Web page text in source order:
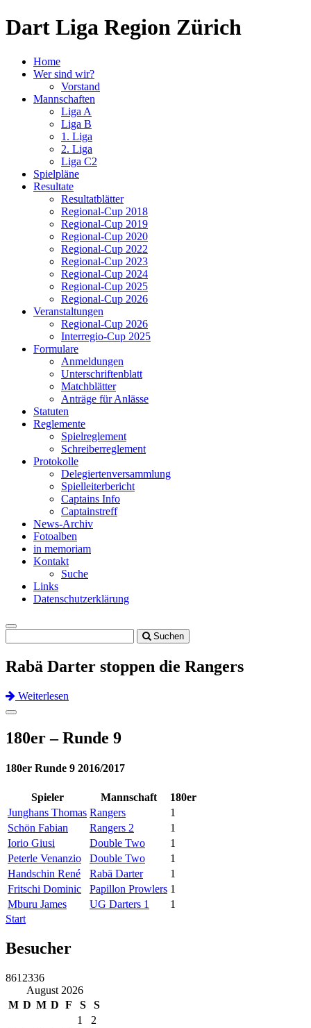
Dart Liga Region Zürich
Home
Wer sind wir?
Vorstand
Mannschaften
Liga A
Liga B
1. Liga
2. Liga
Liga C2
Spielpläne
Resultate
Resultatblätter
Regional-Cup 2018
Regional-Cup 2019
Regional-Cup 2020
Regional-Cup 2022
Regional-Cup 2023
Regional-Cup 2024
Regional-Cup 2025
Regional-Cup 2026
Veranstaltungen
Regional-Cup 2026
Interregio-Cup 2025
Formulare
Anmeldungen
Unterschriftenblatt
Matchblätter
Anträge für Anlässe
Statuten
Reglemente
Spielreglement
Schreiberreglement
Protokolle
Delegiertenversammlung
Spielleiterbericht
Captains Info
Captainstreff
News-Archiv
Fotoalben
in memoriam
Kontakt
Suche
Links
Datenschutzerklärung
Toggle
navigation
Suchen
Rabä Darter stoppen die Rangers
Weiterlesen
Previous
Next
Toggle
180er – Runde 9
180er Runde 9 2016/2017
Spieler Mannschaft
180er
Junghans Thomas Rangers
1
Schön Fabian
Rangers 2
1
Iorio Giusi
Double Two
1
Peterle Venanzio
Double Two
1
Handschin René
Rabä Darter
1
Fritschi Dominic
Papillon Prowlers 1
Mburu James
UG Darters 1
1
Start
Besucher
8612336
August 2026
M D M D F S S
1
2